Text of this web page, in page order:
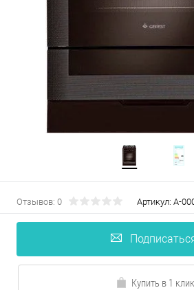
Отзывов: 0 Артикул: А-
Купить в 1 клик